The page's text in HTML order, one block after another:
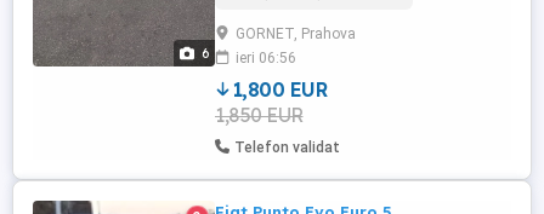
6
funcțional computer bord,comenzi pe
volan,etc kit ambreiaj nou schimbat în
11.2025 cauciucuri all season stare foarte
bună mașina nu bate nu troncane,merge ...
GORNET, Prahova
ieri 06:56
1,800 EUR
1,850 EUR
Telefon validat